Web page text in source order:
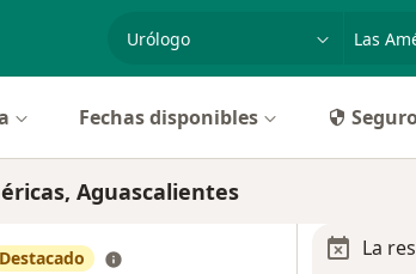
especialidad, enfermedad op. ej.
Fechas disponibles
Aguascalientes
Destacado
La